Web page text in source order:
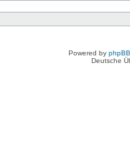
Powered by phpBB
Deutsche